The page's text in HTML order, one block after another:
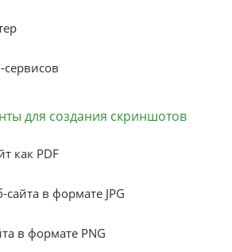
сервисов
для создания скриншотов
как PDF
в формате JPG
в формате PNG